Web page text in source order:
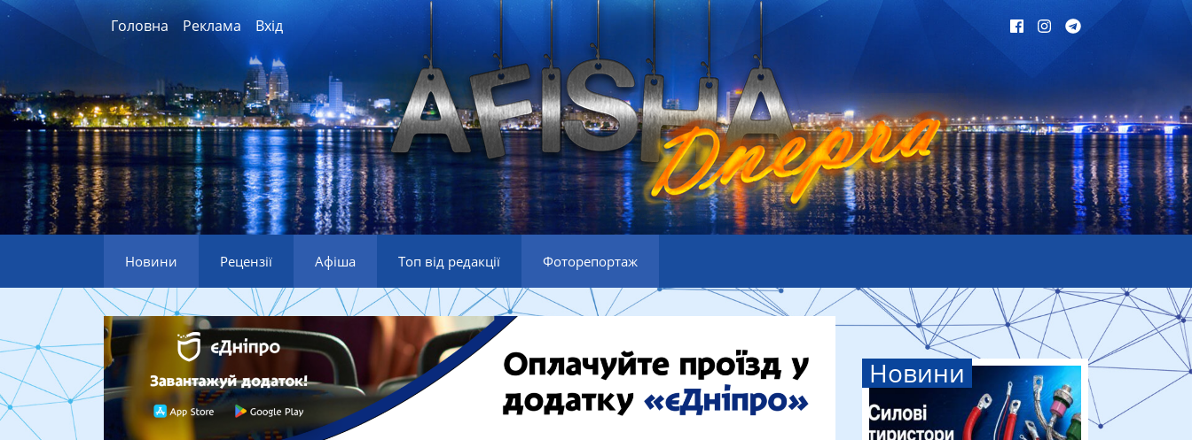
Головна Реклама Вхід
Новини Рецензії Афіша Топ від редакції Фоторепортаж
Новини